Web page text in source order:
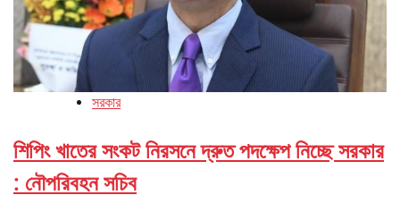
সরকার
শিপিং খাতের সংকট নিরসনে দ্রুত পদক্ষেপ নিচ্ছে সরকার
: নৌপরিবহন সচিব